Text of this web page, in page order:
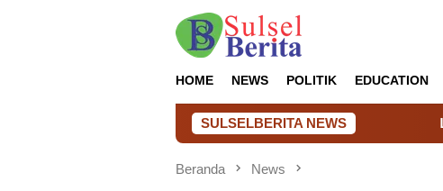
HOME NEWS POLITIK EDUCATION
SULSELBERITA NEWSLapas Takalar
Beranda News